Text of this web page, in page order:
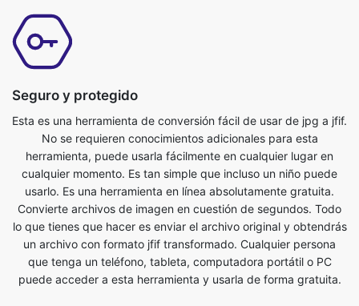
Seguro y protegido
Esta es una herramienta de conversión fácil de usar de jpg a jfif.
No se requieren conocimientos adicionales para esta
herramienta, puede usarla fácilmente en cualquier lugar en
cualquier momento. Es tan simple que incluso un niño puede
usarlo. Es una herramienta en línea absolutamente gratuita.
Convierte archivos de imagen en cuestión de segundos. Todo
lo que tienes que hacer es enviar el archivo original y obtendrás
un archivo con formato jfif transformado. Cualquier persona
que tenga un teléfono, tableta, computadora portátil o PC
puede acceder a esta herramienta y usarla de forma gratuita.